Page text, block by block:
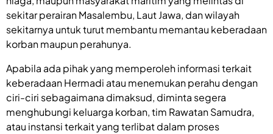
sekitar perairan Masalembu, Laut Jawa, dan wilayah
sekitarnya untuk turut membantu memantau keberadaan
korban maupun perahunya.
Apabila ada pihak yang memperoleh informasi terkait
keberadaan Hermadi atau menemukan perahu dengan
ciri-ciri sebagaimana dimaksud, diminta segera
menghubungi keluarga korban, tim Rawatan Samudra,
atau instansi terkait yang terlibat dalam proses